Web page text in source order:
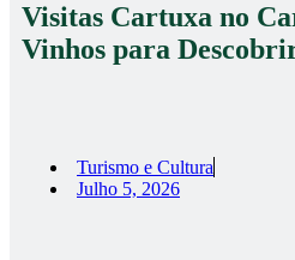
Visitas Cartuxa no
Vinhos para
Turismo e Cultura
Julho 5, 2026